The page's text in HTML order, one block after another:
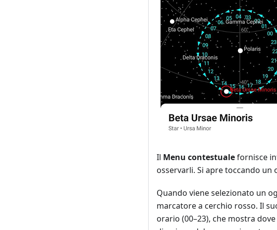
Il Menu contestualefornisce
osservarli. Si apre toccando un
Quando viene selezionato un
marcatore a cerchio rosso. Il
orario (00–23), che mostra